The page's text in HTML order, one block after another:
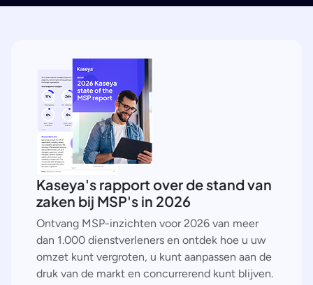
Kaseya's rapport over de stand van
zaken bij MSP's in 2026
Ontvang MSP-inzichten voor 2026 van meer
dan 1.000 dienstverleners en ontdek hoe u uw
omzet kunt vergroten, u kunt aanpassen aan de
druk van de markt en concurrerend kunt blijven.